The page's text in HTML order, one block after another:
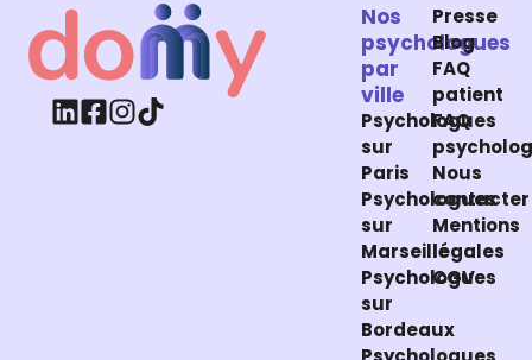
Nos
psychologues
par
ville
Psychologues
sur
Paris
Psychologues
sur
Marseille
Psychologues
sur
Bordeaux
Presse
Blog
FAQ
patient
FAQ
Nous
contacter
Mentions
légales
CGV